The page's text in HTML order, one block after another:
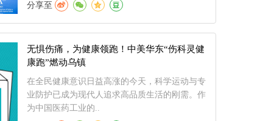
分享至
无惧伤痛，为健康领跑！中美华东“伤科灵健
康跑”燃动乌镇
在全民健康意识日益高涨的今天，科学运动与专
业防护已成为现代人追求高品质生活的刚需。作
为中国医药工业的..